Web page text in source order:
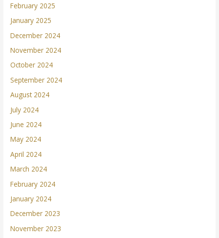
February 2025
January 2025
December 2024
November 2024
October 2024
September 2024
August 2024
July 2024
June 2024
May 2024
April 2024
March 2024
February 2024
January 2024
December 2023
November 2023